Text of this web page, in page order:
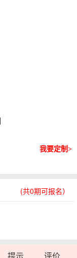
我要定制>
(共0期可报名）